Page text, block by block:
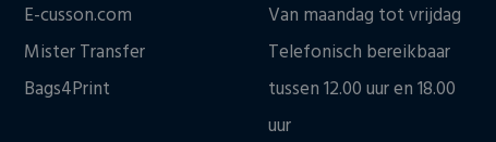
E-cusson.com
Mister Transfer
Bags4Print
Van maandag tot vrijdag
Telefonisch bereikbaar
tussen 12.00 uur en 18.00
uur